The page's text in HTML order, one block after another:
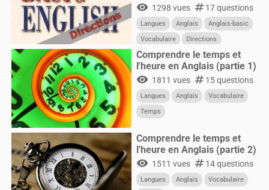
visibility 1298 vues numbers17 questions
Langues Anglais
Anglais-basic
Vocabulaire
Directions
Comprendre le temps et
l'heure en Anglais (partie 1)
visibility 1811 vues numbers15 questions
Langues Anglais
Vocabulaire
Temps
Comprendre le temps et
l'heure en Anglais (partie 2)
visibility 1511 vues numbers14 questions
Langues Anglais
Vocabulaire